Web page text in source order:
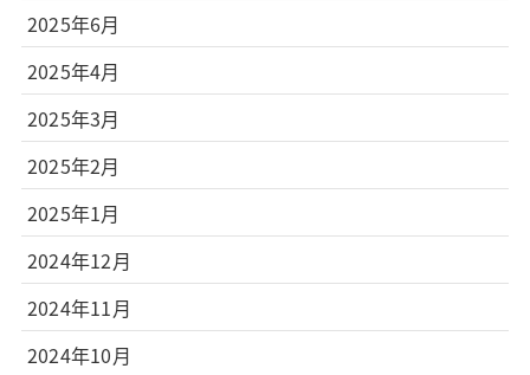
2025年6月
2025年4月
2025年3月
2025年2月
2025年1月
2024年12月
2024年11月
2024年10月